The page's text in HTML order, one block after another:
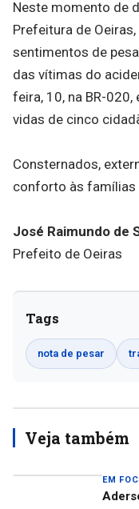
Neste momento de
Prefeitura de
sentimentos de
das vítimas do
feira, 10, na BR-
vidas de cinco
Consternados,
conforto às famílias
José Raimundo de
Prefeito de Oeiras
Tags
nota de pesar
Veja também
EM